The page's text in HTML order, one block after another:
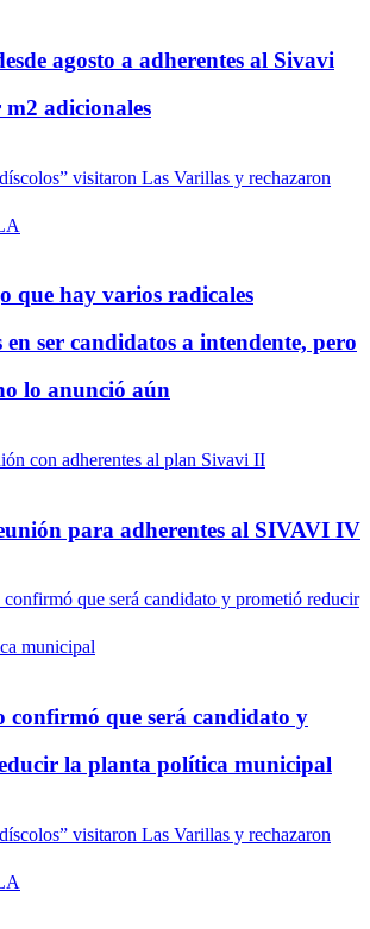
agosto a adherentes al Sivavi
adicionales
que hay varios radicales
en ser candidatos a intendente, pero
lo anunció aún
para adherentes al SIVAVI IV
confirmó que será candidato y
la planta política municipal